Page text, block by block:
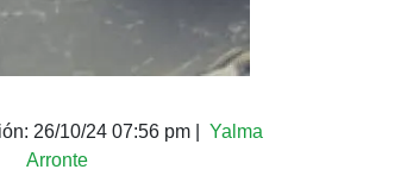
26/10/24 07:56 pm|
Yalma
Arronte